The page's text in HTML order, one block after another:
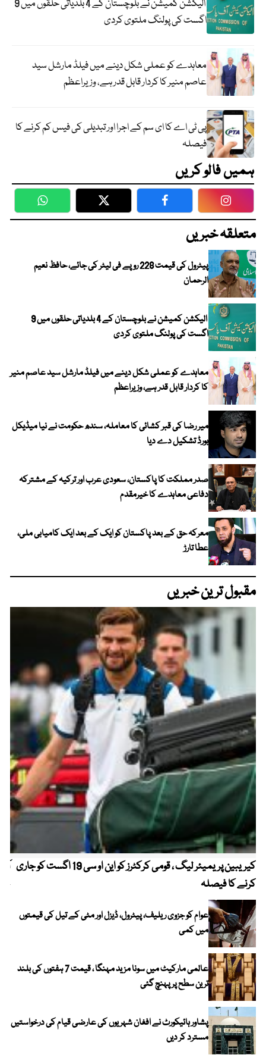
الیکشن کمیشن نے بلوچستان کے 4 بلدیاتی حلقوں میں 9
اگست کی پولنگ ملتوی کردی
معاہدے کو عملی شکل دینے میں فیلڈ مارشل سید
عاصم منیر کا کردار قابل قدر ہے، وزیراعظم
پی ٹی اے کا ای سم کے اجرا اور تبدیلی کی فیس کم کرنے کا
فیصلہ
ہمیں فالو کریں
WhatsApp Twitter Facebook
متعلقہ خبریں
پیٹرول کی قیمت 228 روپے فی لیٹر کی جائے، حافظ نعیم
الرحمان
الیکشن کمیشن نے بلوچستان کے 4 بلدیاتی حلقوں میں 9
اگست کی پولنگ ملتوی کردی
معاہدے کو عملی شکل دینے میں فیلڈ مارشل سید عاصم منیر
کا کردار قابل قدر ہے، وزیراعظم
میر رضا کی قبر کشائی کا معاملہ، سندھ حکومت نے نیا میڈیکل
بورڈ تشکیل دے دیا
صدر مملکت کا پاکستان، سعودی عرب اور ترکیہ کے مشترکہ
دفاعی معاہدے کا خیرمقدم
معرکہ حق کے بعد پاکستان کو ایک کے بعد ایک کامیابی ملی،
عطا تارڑ
مقبول ترین خبریں
کیریبین پریمیئر لیگ ، قومی کرکٹرز کو این او سی 19 اگست کو جاری
کرنے کا فیصلہ
عوام کو جزوی ریلیف، پیٹرول، ڈیزل اور مٹی کے تیل کی قیمتوں
میں کمی
عالمی مارکیٹ میں سونا مزید مہنگا ، قیمت 7 ہفتوں کی بلند
ترین سطح پر پہنچ گئی
پشاور ہائیکورٹ نے افغان شہریوں کی عارضی قیام کی درخواستیں
مسترد کر دیں